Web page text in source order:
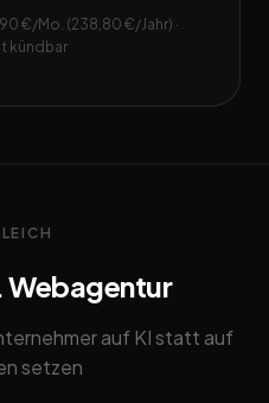
€/Mo. (238,80 €/Jahr) ·
kündbar
Webagentur
auf KI statt auf
setzen